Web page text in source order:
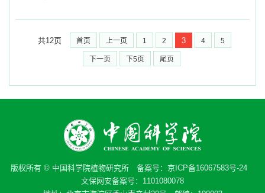
共12页 首页 上一页 1 2 3 4 5
下一页 下5页 尾页
版权所有 © 中国科学院植物研究所 备案号： 京ICP备16067583号-24
文保网安备案号：1101080078